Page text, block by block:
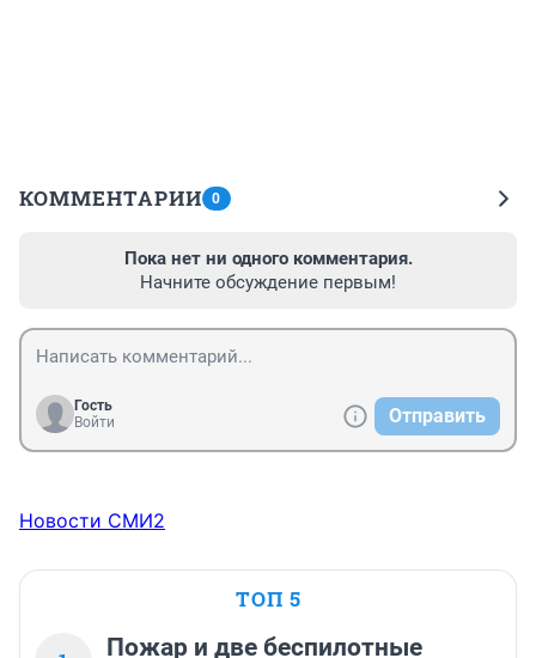
КОММЕНТАРИИ 0
Пока нет ни одного комментария.
Начните обсуждение первым!
Гость
Войти
Отправить
Новости СМИ2
ТОП 5
Пожар и две беспилотные